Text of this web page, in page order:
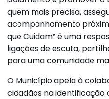
quem mais precisa,
acompanhamento
que Cuidam” é uma
ligações de escuta,
para uma comunidade
O Município apela à
cidadãos na identificação